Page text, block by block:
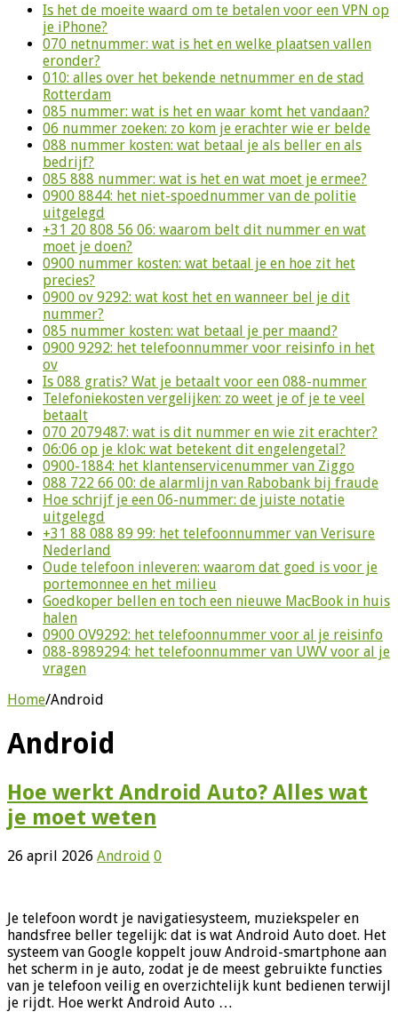
Is het de moeite waard om te betalen voor een VPN op
je iPhone?
070 netnummer: wat is het en welke plaatsen vallen
eronder?
010: alles over het bekende netnummer en de stad
Rotterdam
085 nummer: wat is het en waar komt het vandaan?
06 nummer zoeken: zo kom je erachter wie er belde
088 nummer kosten: wat betaal je als beller en als
bedrijf?
085 888 nummer: wat is het en wat moet je ermee?
0900 8844: het niet-spoednummer van de politie
uitgelegd
+31 20 808 56 06: waarom belt dit nummer en wat
moet je doen?
0900 nummer kosten: wat betaal je en hoe zit het
precies?
0900 ov 9292: wat kost het en wanneer bel je dit
nummer?
085 nummer kosten: wat betaal je per maand?
0900 9292: het telefoonnummer voor reisinfo in het
ov
Is 088 gratis? Wat je betaalt voor een 088-nummer
Telefoniekosten vergelijken: zo weet je of je te veel
betaalt
070 2079487: wat is dit nummer en wie zit erachter?
06:06 op je klok: wat betekent dit engelengetal?
0900-1884: het klantenservicenummer van Ziggo
088 722 66 00: de alarmlijn van Rabobank bij fraude
Hoe schrijf je een 06-nummer: de juiste notatie
uitgelegd
+31 88 088 89 99: het telefoonnummer van Verisure
Nederland
Oude telefoon inleveren: waarom dat goed is voor je
portemonnee en het milieu
Goedkoper bellen en toch een nieuwe MacBook in huis
halen
0900 OV9292: het telefoonnummer voor al je reisinfo
088-8989294: het telefoonnummer van UWV voor al je
vragen
Home/Android
Android
Hoe werkt Android Auto? Alles wat
je moet weten
26 april 2026 Android 0
Je telefoon wordt je navigatiesysteem, muziekspeler en
handsfree beller tegelijk: dat is wat Android Auto doet. Het
systeem van Google koppelt jouw Android-smartphone aan
het scherm in je auto, zodat je de meest gebruikte functies
van je telefoon veilig en overzichtelijk kunt bedienen terwijl
je rijdt. Hoe werkt Android Auto …